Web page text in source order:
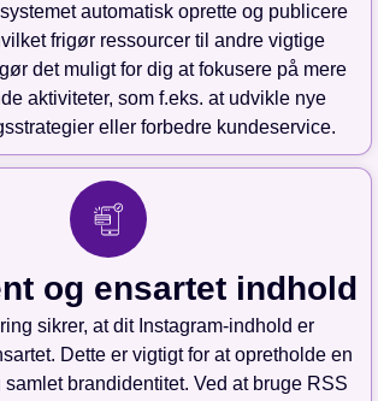
automatisk oprette og publicere
frigør ressourcer til andre vigtige
det muligt for dig at fokusere på mere
aktiviteter, som f.eks. at udvikle nye
eller forbedre kundeservice.
og ensartet indhold
sikrer, at dit Instagram-indhold er
Dette er vigtigt for at opretholde en
brandidentitet. Ved at bruge RSS